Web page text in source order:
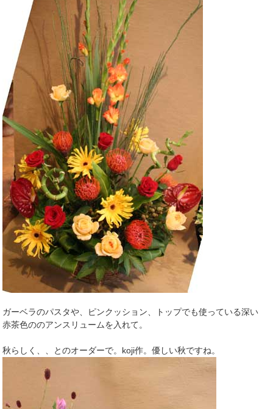
ガーベラのパスタや、ピンクッション、トップでも使っている深い
赤茶色ののアンスリュームを入れて。
秋らしく、、とのオーダーで。koji作。優しい秋ですね。